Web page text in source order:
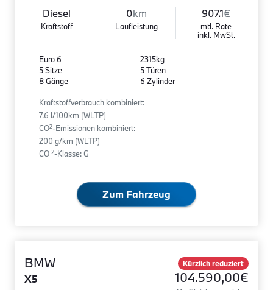
Diesel
Kraftstoff
0km
Laufleistung
907.1€
mtl. Rate
inkl. MwSt.
Euro 6
5 Sitze
8 Gänge
2315kg
5 Türen
6 Zylinder
Kraftstoffverbrauch kombiniert:
7.6 l/100km (WLTP)
CO2-Emissionen kombiniert:
200 g/km (WLTP)
CO 2-Klasse: G
Zum Fahrzeug
BMW
X5
Kürzlich reduziert
104.590,00€